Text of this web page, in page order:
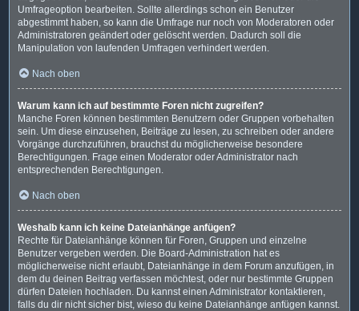
Umfrageoption bearbeiten. Sollte allerdings schon ein Benutzer
abgestimmt haben, so kann die Umfrage nur noch von Moderatoren oder
Administratoren geändert oder gelöscht werden. Dadurch soll die
Manipulation von laufenden Umfragen verhindert werden.
Nach oben
Warum kann ich auf bestimmte Foren nicht zugreifen?
Manche Foren können bestimmten Benutzern oder Gruppen vorbehalten
sein. Um diese einzusehen, Beiträge zu lesen, zu schreiben oder andere
Vorgänge durchzuführen, brauchst du möglicherweise besondere
Berechtigungen. Frage einen Moderator oder Administrator nach
entsprechenden Berechtigungen.
Nach oben
Weshalb kann ich keine Dateianhänge anfügen?
Rechte für Dateianhänge können für Foren, Gruppen und einzelne
Benutzer vergeben werden. Die Board-Administration hat es
möglicherweise nicht erlaubt, Dateianhänge in dem Forum anzufügen, in
dem du deinen Beitrag verfassen möchtest, oder nur bestimmte Gruppen
dürfen Dateien hochladen. Du kannst einen Administrator kontaktieren,
falls du dir nicht sicher bist, wieso du keine Dateianhänge anfügen kannst.